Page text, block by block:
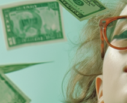
Když se pouštíte do
které dostáváte.
špatné nebo dokonce
jasných signálů, které